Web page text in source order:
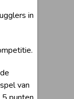
in
van